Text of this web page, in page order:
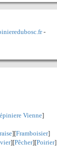
-
Vienne]
][Framboisier]
][Pêcher][Poirier]